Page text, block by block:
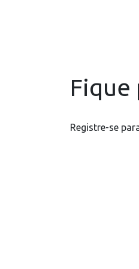
Registre-se